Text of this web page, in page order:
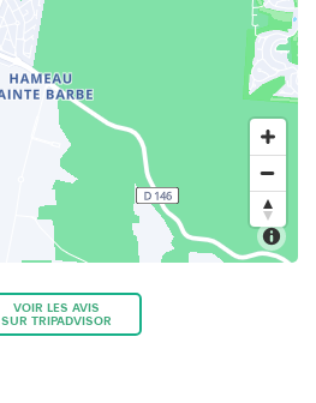
VOIR LES AVIS
SUR TRIPADVISOR